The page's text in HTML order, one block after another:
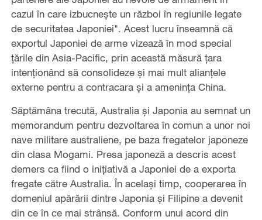
cazul în care izbucneşte un război în regiunile legate
de securitatea Japoniei". Acest lucru înseamnă că
exportul Japoniei de arme vizează în mod special
țările din Asia-Pacific, prin această măsură ţara
intenţionând să consolideze și mai mult alianțele
externe pentru a contracara și a amenința China.
Săptămâna trecută, Australia și Japonia au semnat un
memorandum pentru dezvoltarea în comun a unor noi
nave militare australiene, pe baza fregatelor japoneze
din clasa Mogami. Presa japoneză a descris acest
demers ca fiind o inițiativă a Japoniei de a exporta
fregate către Australia. În același timp, cooperarea în
domeniul apărării dintre Japonia și Filipine a devenit
din ce în ce mai strânsă. Conform unui acord din